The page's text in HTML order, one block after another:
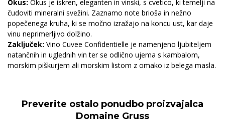
Okus: Okus je iskren, eleganten in vinski, s cvetico, ki temelji na
čudoviti mineralni svežini. Zaznamo note brioša in nežno
popečenega kruha, ki se močno izražajo na koncu ust, kar daje
vinu neprimerljivo dolžino.
Zaključek: Vino Cuvee Confidentielle je namenjeno ljubiteljem
natančnih in uglednih vin ter se odlično ujema s kambalom,
morskim piškurjem ali morskim listom z omako iz belega masla.
Preverite ostalo ponudbo proizvajalca
Domaine Gruss